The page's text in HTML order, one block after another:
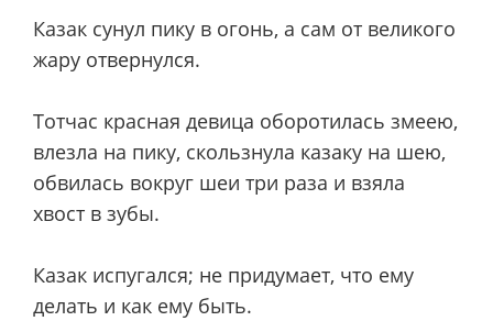
Казак сунул пику в огонь, а сам от великого
жару отвернулся.
Тотчас красная девица оборотилась змеею,
влезла на пику, скользнула казаку на шею,
обвилась вокруг шеи три раза и взяла
хвост в зубы.
Казак испугался; не придумает, что ему
делать и как ему быть.